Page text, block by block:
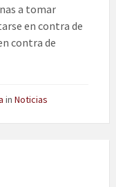
a tomar
en contra de
contra de
in Noticias